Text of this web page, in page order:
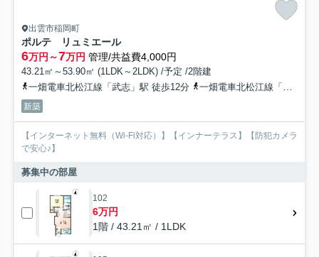
出雲市稲岡町
ポルテ リュミエール
6万円～7万円 管理/共益費4,000円
43.21㎡～53.90㎡ (1LDK～2LDK) /予定 /2階建
一畑電車北松江線「武志」駅 徒歩12分
一畑電車北松江線「川跡」駅 徒歩15分
新築
【インターネット無料（Wi-Fi対応）】【インナーテラス】【防犯カメラ
で安心♪】
募集中の部屋
102
6万円
1階 / 43.21㎡ / 1LDK